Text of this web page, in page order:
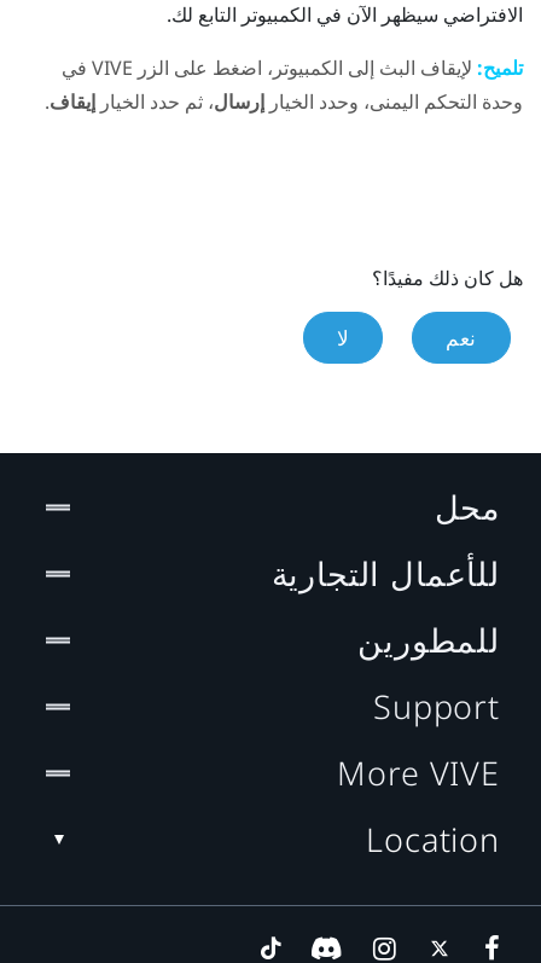
الافتراضي سيظهر الآن في الكمبيوتر التابع لك.
تلميح: لإيقاف البث إلى الكمبيوتر، اضغط على الزر VIVE في
وحدة التحكم اليمنى، وحدد الخيار إرسال، ثم حدد الخيار إيقاف.
هل كان ذلك مفيدًا؟
نعم لا
محل
للأعمال التجارية
للمطورين
Support
More VIVE
Location